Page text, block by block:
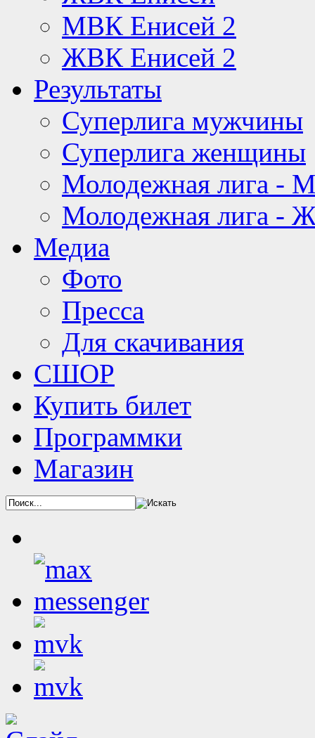
МВК Енисей 2
ЖВК Енисей 2
Результаты
Суперлига мужчины
Суперлига женщины
Молодежная лига -
Молодежная лига -
Медиа
Фото
Пресса
Для скачивания
СШОР
Купить билет
Программки
Магазин